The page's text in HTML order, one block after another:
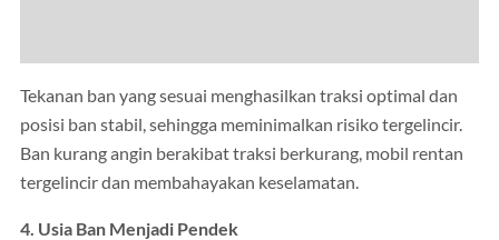
Tekanan ban yang sesuai menghasilkan traksi optimal dan
posisi ban stabil, sehingga meminimalkan risiko tergelincir.
Ban kurang angin berakibat traksi berkurang, mobil rentan
tergelincir dan membahayakan keselamatan.
4. Usia Ban Menjadi Pendek